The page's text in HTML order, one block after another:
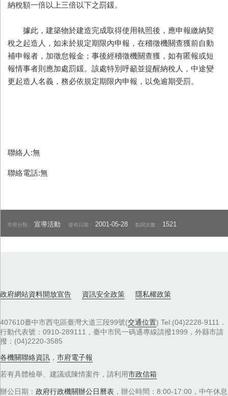
納稅額一倍以上三倍以下之罰鍰。
據此，建築物於建造完成取得使用執照後，應申報繳納契
稅之起造人，如未於規定期限內申報，在稽徵機關查獲前自動
補申報者，加徵怠報金；事後經稽徵機關查獲，如有匿報或短
報情事者則應加處罰鍰。該處特別呼籲並提醒納稅人，中途變
更起造人名義，務必依規定期限內申報，以免逾期受罰。
聯絡人:無
聯絡電話:無
市府分類：宣導活動 發布日期： 2001-05-28 點閱次數： 1521
政府網站資料開放宣告 資訊安全政策 隱私權政策
407610臺中市西屯區臺灣大道三段99號(交通位置) Tel:(04)2228-9111．
行動代表號：0910-289111，臺中市民一碼通專線請撥1999，外縣市請
撥：(04)2220-3585
各機關聯絡資訊 ， 市府電子報
若有具體檢舉、建議或陳情案件，請利用市政信箱
辦公日期： 政府行政機關辦公日曆表 ，辦公時間：8:00-17:00，中午休息